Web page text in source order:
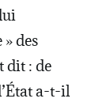
des
dit : de
a-t-il